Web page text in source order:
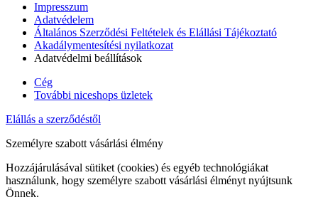
Impresszum
Adatvédelem
Általános Szerződési Feltételek és Elállási Tájékoztató
Akadálymentesítési nyilatkozat
Adatvédelmi beállítások
Cég
További niceshops üzletek
Elállás a szerződéstől
Személyre szabott vásárlási élmény
Hozzájárulásával sütiket (cookies) és egyéb technológiákat
használunk, hogy személyre szabott vásárlási élményt nyújtsunk
Önnek.